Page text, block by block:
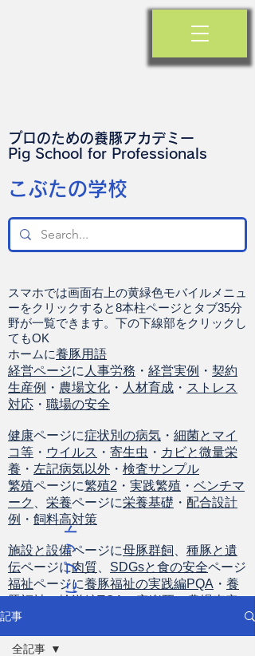
プロのための養豚アカデミー
​Pig School for Professionals
​こぶたの学校
スマホでは画面右上の黄緑色モバイルメニュ
ーをクリックすると8本柱ページとタブ35分
野が一覧できます。下の下線部をクリックし
てもOK
ホームに養豚用語
経営ページに 人事労務 ・ 経営実例 ・ 契約
生産例 ・ 農場文化 ・ 人材育成 ・ ストレス
対応 ・ 職場の安全
健康ページに症状別の病気 ・ 細菌とマイ
コ等 ・ ウイルス ・ 寄生虫 ・ カビと微量栄
養 ・ 左記病気以外 ・ 検査サンプル
繁殖ページに繁殖2 ・ 実践繁殖 ・ ベンチマ
ーク
栄養ページに栄養基礎 ・ 配合設計
例 ・ 飼料高対策
施設と設備ページに母豚群飼
種豚と遺
伝ページに肉質 SDGsと食の安全ページ
福祉ページに養豚福祉の実践編PQA ・ 養
豚福祉の輸送編TQA・安楽死・農場査定
ト
ッ
プ
に
記事
全記事